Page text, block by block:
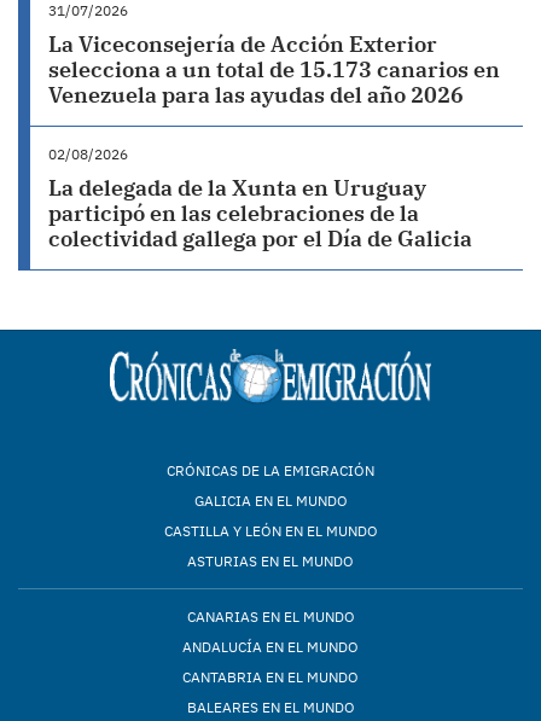
31/07/2026
La Viceconsejería de Acción Exterior
selecciona a un total de 15.173 canarios en
Venezuela para las ayudas del año 2026
02/08/2026
La delegada de la Xunta en Uruguay
participó en las celebraciones de la
colectividad gallega por el Día de Galicia
CRÓNICAS DE LA EMIGRACIÓN
GALICIA EN EL MUNDO
CASTILLA Y LEÓN EN EL MUNDO
ASTURIAS EN EL MUNDO
CANARIAS EN EL MUNDO
ANDALUCÍA EN EL MUNDO
CANTABRIA EN EL MUNDO
BALEARES EN EL MUNDO